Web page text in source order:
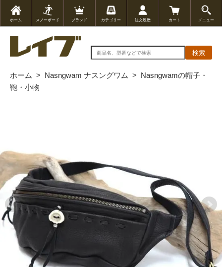
ホーム スノーボード ブランド カテゴリー 注文履歴 カート メニュー
検索
ホーム > Nasngwam ナスングワム > Nasngwamの帽子・
鞄・小物